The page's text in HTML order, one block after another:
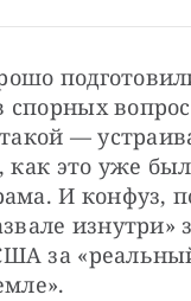
—
как это уже
И конфуз,
изнутри»
за